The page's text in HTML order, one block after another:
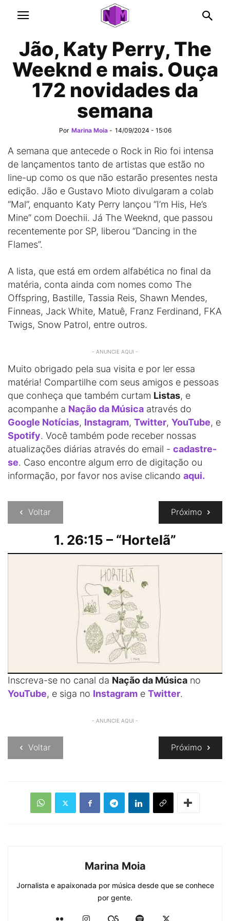
Jão, Katy Perry, The
Weeknd e mais. Ouça
172 novidades da
semana
Por Marina Moia - 14/09/2024 - 15:06
A semana que antecede o Rock in Rio foi intensa
de lançamentos tanto de artistas que estão no
line-up como os que não estarão presentes nesta
edição. Jão e Gustavo Mioto divulgaram a colab
“Mal”, enquanto Katy Perry lançou “I’m His, He’s
Mine” com Doechii. Já The Weeknd, que passou
recentemente por SP, liberou “Dancing in the
Flames”.
A lista, que está em ordem alfabética no final da
matéria, conta ainda com nomes como The
Offspring, Bastille, Tassia Reis, Shawn Mendes,
Finneas, Jack White, Matuê, Franz Ferdinand, FKA
Twigs, Snow Patrol, entre outros.
- ANUNCIE AQUI -
Muito obrigado pela sua visita e por ler essa
matéria! Compartilhe com seus amigos e pessoas
que conheça que também curtam Listas, e
acompanhe a Nação da Música através do
Google Notícias, Instagram, Twitter, YouTube, e
Spotify. Você também pode receber nossas
atualizações diárias através do email - cadastre-
se. Caso encontre algum erro de digitação ou
informação, por favor nos avise clicando aqui.
Voltar Próximo
1. 26:15 – “Hortelã”
Inscreva-se no canal da Nação da Música no
YouTube, e siga no Instagram e Twitter.
- ANUNCIE AQUI -
Voltar Próximo
Marina Moia
Jornalista e apaixonada por música desde que se conhece
por gente.